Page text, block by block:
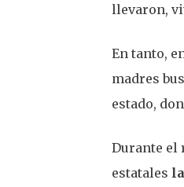
llevaron,
En tanto,
madres
estado,
Durante el
estatales